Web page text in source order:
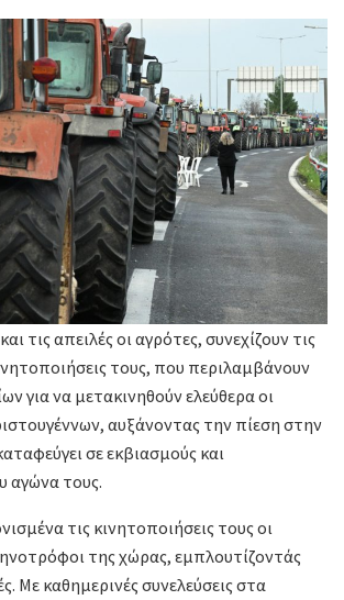
τις απειλές οι αγρότες, συνεχίζουν τις
τους, που περιλαμβάνουν
για να μετακινηθούν ελεύθερα οι
αυξάνοντας την πίεση στην
σε εκβιασμούς και
αγώνα τους.
τις κινητοποιήσεις τους οι
της χώρας, εμπλουτίζοντάς
Με καθημερινές συνελεύσεις στα